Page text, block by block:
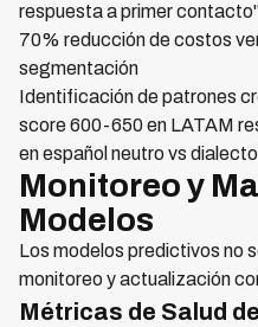
respuesta a primer
70% reducción de costos
segmentación
Identificación de patrones
score 600-650 en LATAM
en español neutro vs
Monitoreo y
Modelos
Los modelos predictivos no
monitoreo y actualización
Métricas de Salud